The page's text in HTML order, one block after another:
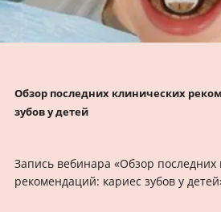
Обзор последних клинических
зубов у детей
Запись вебинара «Обзор последних
рекомендаций: кариес зубов у